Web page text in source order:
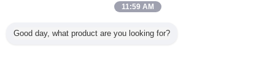
11:59 AM
Good day, what product are you looking for?